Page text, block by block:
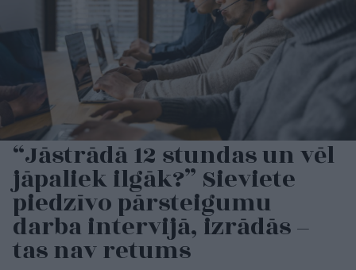
“Jāstrādā 12 stundas un vēl
jāpaliek ilgāk?” Sieviete
piedzīvo pārsteigumu
darba intervijā, izrādās –
tas nav retums